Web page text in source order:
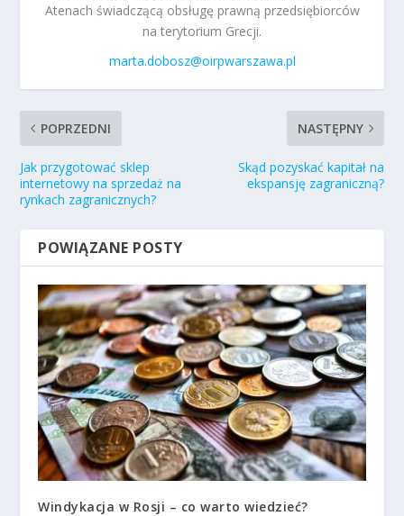
Atenach świadczącą obsługę prawną przedsiębiorców
na terytorium Grecji.
marta.dobosz@oirpwarszawa.pl
POPRZEDNI
Jak przygotować sklep
internetowy na sprzedaż na
rynkach zagranicznych?
NASTĘPNY
Skąd pozyskać kapitał na
ekspansję zagraniczną?
POWIĄZANE POSTY
Windykacja w Rosji – co warto wiedzieć?